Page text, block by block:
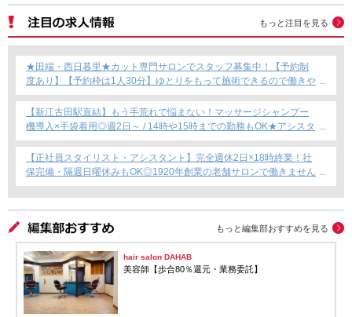
もっと注目を見る
★田端・西日暮里★カット専門サロンでスタッフ募集中！【予約制
度あり】【予約枠は1人30分】ゆとりをもって施術できるので働きや
すい！これからカット専門店で働きたい方にもおすすめ◎
【新江古田駅直結】もう手荒れで悩まない！マッサージシャンプー
機導入×手袋着用◎週2日～ / 14時や15時までの勤務もOK★アシスタ
ント専任募集★
【正社員スタイリスト・アシスタント】完全週休2日×18時終業！社
保完備・隔週日曜休みもOK◎1920年創業の老舗サロンで働きません
か？
もっと編集部おすすめを見る
hair salon DAHAB
美容師【歩合80％還元・業務委託】